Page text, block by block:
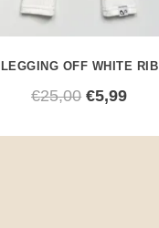
LEGGING OFF WHITE RIB
€25,00 €5,99